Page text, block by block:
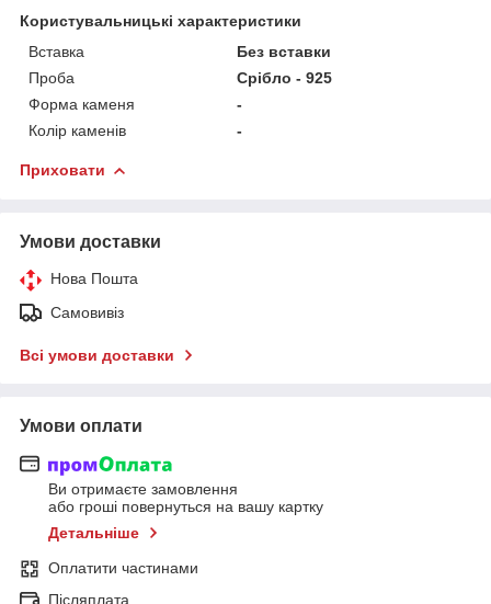
Користувальницькі характеристики
Вставка
Без вставки
Проба
Срібло - 925
Форма каменя
-
Колір каменів
-
Приховати
Умови доставки
Нова Пошта
Самовивіз
Всі умови доставки
Умови оплати
Ви отримаєте замовлення
або гроші повернуться на вашу картку
Детальніше
Оплатити частинами
Післяплата